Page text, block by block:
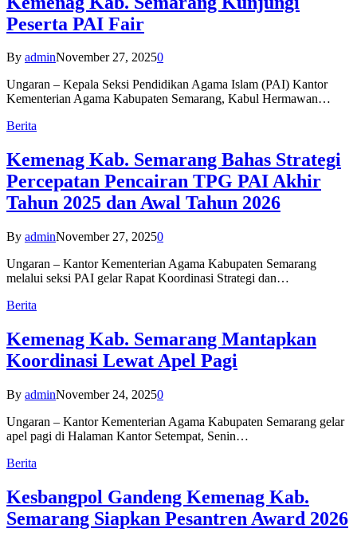
Peserta PAI Fair
By adminNovember 27, 20250
Ungaran – Kepala Seksi Pendidikan Agama Islam (PAI) Kantor
Kementerian Agama Kabupaten Semarang, Kabul Hermawan…
Berita
Kemenag Kab. Semarang Bahas Strategi
Percepatan Pencairan TPG PAI Akhir
Tahun 2025 dan Awal Tahun 2026
By adminNovember 27, 20250
Ungaran – Kantor Kementerian Agama Kabupaten Semarang
melalui seksi PAI gelar Rapat Koordinasi Strategi dan…
Berita
Kemenag Kab. Semarang Mantapkan
Koordinasi Lewat Apel Pagi
By adminNovember 24, 20250
Ungaran – Kantor Kementerian Agama Kabupaten Semarang gelar
apel pagi di Halaman Kantor Setempat, Senin…
Berita
Kesbangpol Gandeng Kemenag Kab.
Semarang Siapkan Pesantren Award 2026